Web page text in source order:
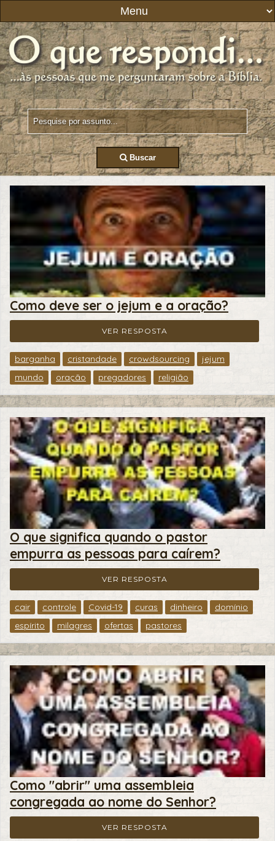
Buscar
Como deve ser o jejum e a oração?
VER RESPOSTA
barganha cristandade crowdsourcing
jejum
mundo
oração pregadores religião
O que significa quando o pastor
empurra as pessoas para caírem?
VER RESPOSTA
cair controle Covid-19 curas dinheiro
domínio
espírito
milagres ofertas pastores
Como "abrir" uma assembleia
congregada ao nome do Senhor?
VER RESPOSTA